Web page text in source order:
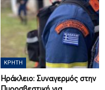
ΚΡΉΤΗ
Ηράκλειο: Συναγερμός στην